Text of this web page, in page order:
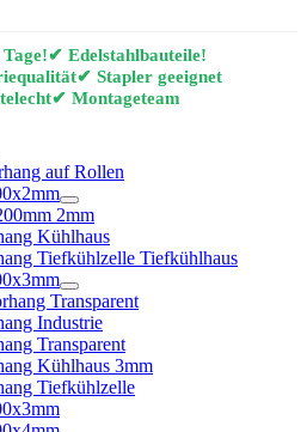
✔ Edelstahlbauteile!
✔ Stapler geeignet
✔ Montageteam
auf Rollen
2mm
Kühlhaus
Tiefkühlzelle Tiefkühlhaus
Transparent
Industrie
Transparent
Kühlhaus 3mm
Tiefkühlzelle